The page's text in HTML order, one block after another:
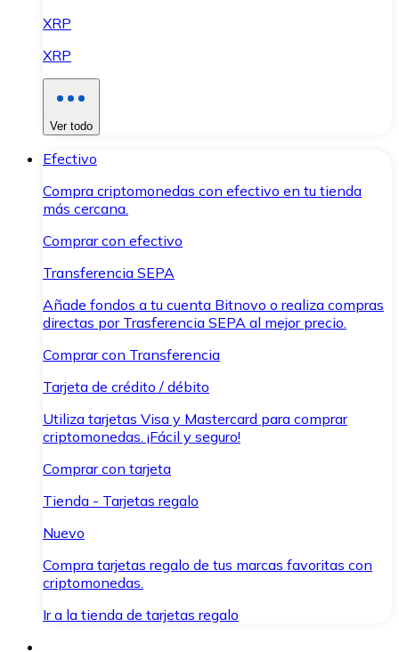
XRP
XRP
Ver todo
Efectivo
Compra criptomonedas con efectivo en tu tienda
más cercana.
Comprar con efectivo
Transferencia SEPA
Añade fondos a tu cuenta Bitnovo o realiza compras
directas por Trasferencia SEPA al mejor precio.
Comprar con Transferencia
Tarjeta de crédito / débito
Utiliza tarjetas Visa y Mastercard para comprar
criptomonedas. ¡Fácil y seguro!
Comprar con tarjeta
Tienda - Tarjetas regalo
Nuevo
Compra tarjetas regalo de tus marcas favoritas con
criptomonedas.
Ir a la tienda de tarjetas regalo